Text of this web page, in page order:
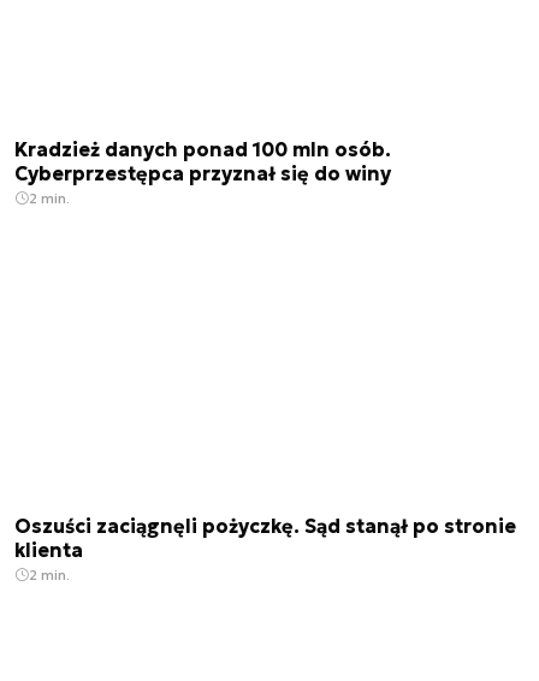
Kradzież danych ponad 100 mln osób.
Cyberprzestępca przyznał się do winy
2 min.
Oszuści zaciągnęli pożyczkę. Sąd stanął po stronie
klienta
2 min.